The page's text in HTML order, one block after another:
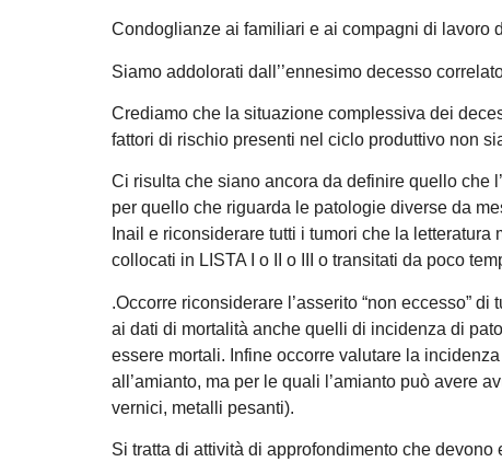
Condoglianze ai familiari e ai compagni di lavoro
Siamo addolorati dall’’ennesimo decesso
Crediamo che la situazione complessiva dei
fattori di rischio presenti nel ciclo produttivo non
Ci risulta che siano ancora da definire quello che
per quello che riguarda le patologie diverse da
Inail e riconsiderare tutti i tumori che la
collocati in LISTA I o II o III o transitati da poco
.Occorre riconsiderare l’asserito “non eccesso”
ai dati di mortalità anche quelli di incidenza di
essere mortali. Infine occorre valutare la
all’amianto, ma per le quali l’amianto può avere
vernici, metalli pesanti).
Si tratta di attività di approfondimento che